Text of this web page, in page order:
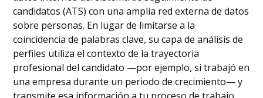
candidatos (ATS) con una amplia red externa de datos
sobre personas. En lugar de limitarse a la
coincidencia de palabras clave, su capa de análisis de
perfiles utiliza el contexto de la trayectoria
profesional del candidato —por ejemplo, si trabajó en
una empresa durante un periodo de crecimiento— y